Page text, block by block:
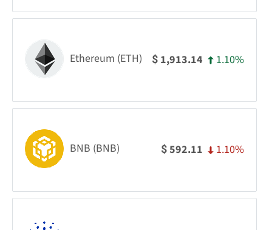
Ethereum (ETH) $ 1,913.14 1.10%
BNB (BNB) $592.11 1.10%